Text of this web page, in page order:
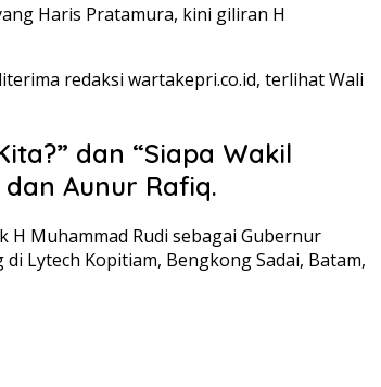
Haris Pratamura, kini giliran H
redaksi wartakepri.co.id, terlihat Wali
dan “Siapa Wakil
Aunur Rafiq.
H Muhammad Rudi sebagai Gubernur
Lytech Kopitiam, Bengkong Sadai, Batam,